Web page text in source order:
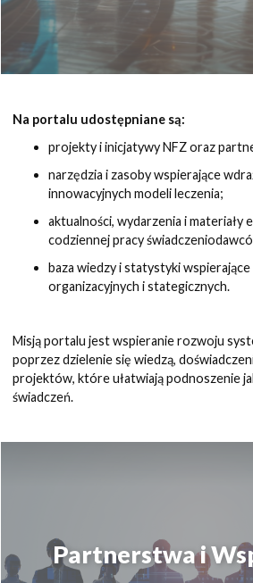
Na portalu udostępniane są:
projekty i inicjatywy NFZ oraz
narzędzia i zasoby wspierające
innowacyjnych modeli leczenia;
aktualności, wydarzenia i materiały
codziennej pracy
baza wiedzy i statystyki
organizacyjnych i stategicznych.
Misją portalu jest wspieranie rozwoju
poprzez dzielenie się wiedzą,
projektów, które ułatwiają podnoszenie
świadczeń.
Partnerstwa i